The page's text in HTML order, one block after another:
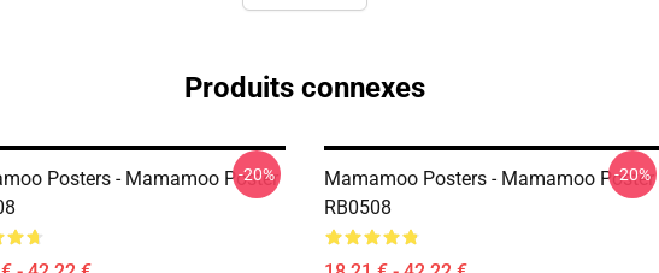
Produits connexes
Posters - Mamamoo Poster
-20%
Mamamoo Posters - Mamamoo Poster
RB0508
-20%